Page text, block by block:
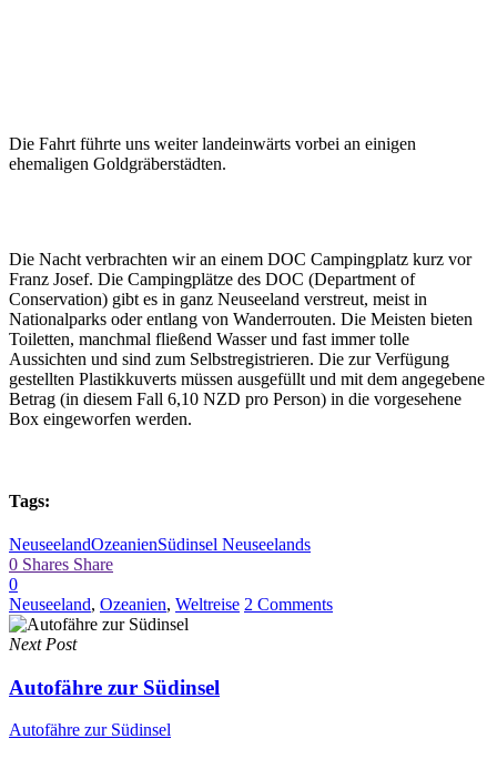
Die Fahrt führte uns weiter landeinwärts vorbei an einigen
ehemaligen Goldgräberstädten.
Die Nacht verbrachten wir an einem DOC Campingplatz kurz vor
Franz Josef. Die Campingplätze des DOC (Department of
Conservation) gibt es in ganz Neuseeland verstreut, meist in
Nationalparks oder entlang von Wanderrouten. Die Meisten bieten
Toiletten, manchmal fließend Wasser und fast immer tolle
Aussichten und sind zum Selbstregistrieren. Die zur Verfügung
gestellten Plastikkuverts müssen ausgefüllt und mit dem angegebene
Betrag (in diesem Fall 6,10 NZD pro Person) in die vorgesehene
Box eingeworfen werden.
Tags:
NeuseelandOzeanienSüdinsel Neuseelands
0 Shares Share
0
Neuseeland, Ozeanien, Weltreise 2 Comments
Next Post
Autofähre zur Südinsel
Autofähre zur Südinsel